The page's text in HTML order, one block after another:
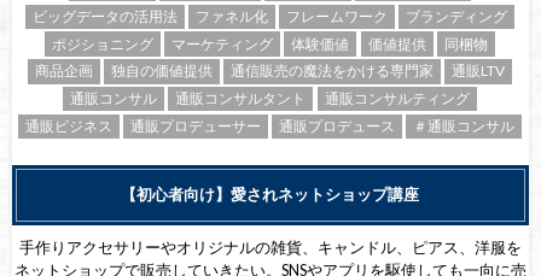
ビッグデータの活用法
ファネル化 フレームワーク
ブランディング
ポジショニング
マーケティング 体験価値 価値提供
同梱物
商品企画
独自の価値提供 通信販売の魔法をかける専門家
通販LTV
通販コンサル
通販コンサルタント
通販コンサルティング
通販ビジネス
通販プロデューサー 通販プロデュース ＃通販コンサル
【初心者向け】愛されネットショップ講座
手作りアクセサリーやオリジナルの雑貨、キャンドル、ピアス、洋服を
ネットショップで販売していきたい。SNSやアプリを駆使しても一向に売